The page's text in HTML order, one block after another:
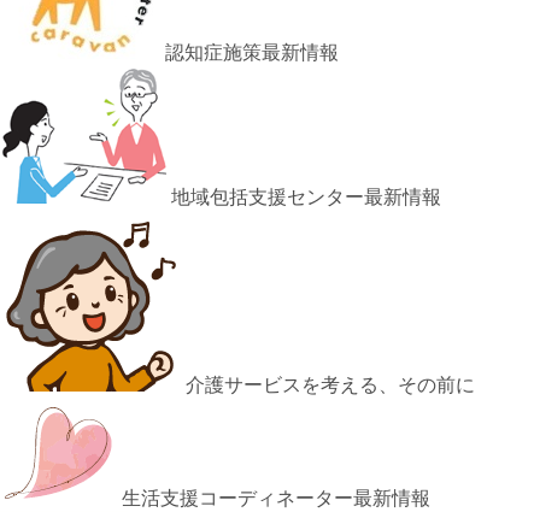
認知症施策最新情報
地域包括支援センター最新情報
介護サービスを考える、その前に
生活支援コーディネーター最新情報